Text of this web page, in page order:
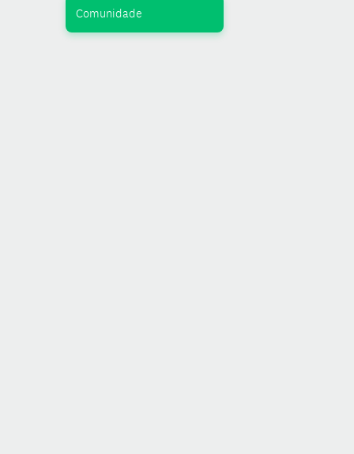
Comunidade